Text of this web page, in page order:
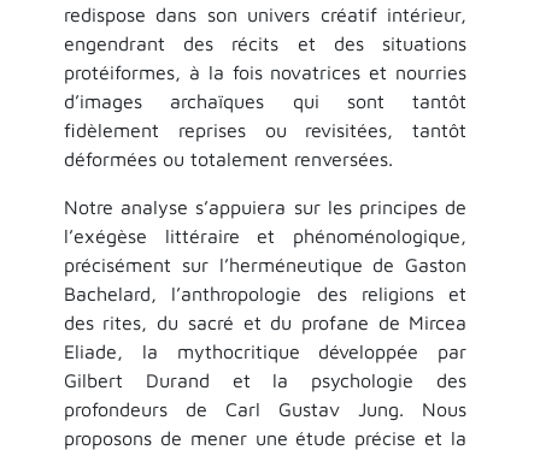
redispose dans son univers créatif intérieur,
engendrant des récits et des situations
protéiformes, à la fois novatrices et nourries
d’images archaïques qui sont tantôt
fidèlement reprises ou revisitées, tantôt
déformées ou totalement renversées.
Notre analyse s’appuiera sur les principes de
l’exégèse littéraire et phénoménologique,
précisément sur l’herméneutique de Gaston
Bachelard, l’anthropologie des religions et
des rites, du sacré et du profane de Mircea
Eliade, la mythocritique développée par
Gilbert Durand et la psychologie des
profondeurs de Carl Gustav Jung. Nous
proposons de mener une étude précise et la